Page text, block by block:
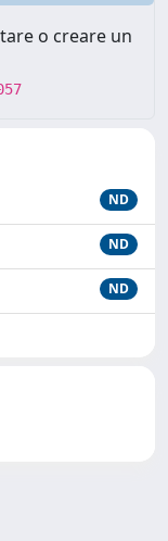
o creare un
ND
ND
ND